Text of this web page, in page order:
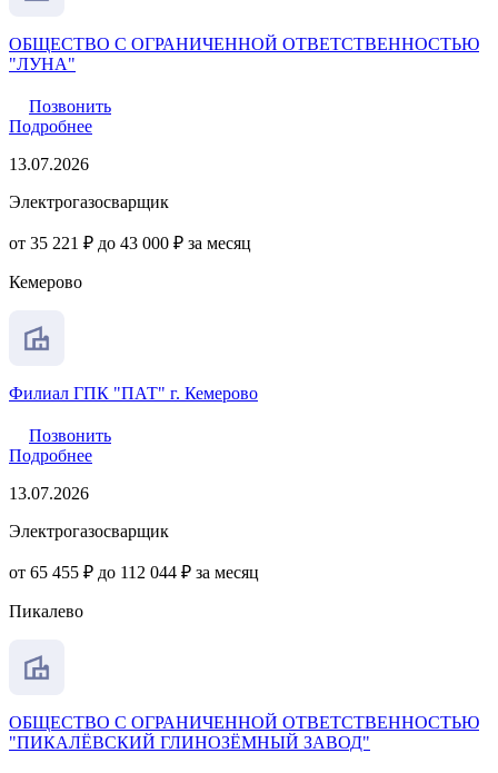
ОБЩЕСТВО С ОГРАНИЧЕННОЙ ОТВЕТСТВЕННОСТЬЮ
"ЛУНА"
Позвонить
Подробнее
13.07.2026
Электрогазосварщик
от 35 221 ₽ до 43 000 ₽ за месяц
Кемерово
Филиал ГПК "ПАТ" г. Кемерово
Позвонить
Подробнее
13.07.2026
Электрогазосварщик
от 65 455 ₽ до 112 044 ₽ за месяц
Пикалево
ОБЩЕСТВО С ОГРАНИЧЕННОЙ ОТВЕТСТВЕННОСТЬЮ
"ПИКАЛЁВСКИЙ ГЛИНОЗЁМНЫЙ ЗАВОД"